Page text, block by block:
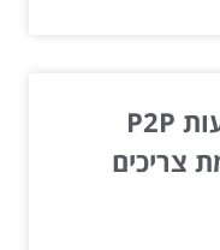
מיסוי על רווחים מהשקעות P2P
צריכים